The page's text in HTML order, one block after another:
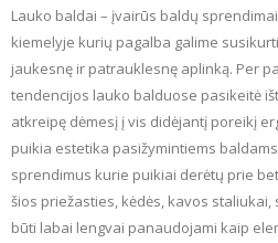
Lauko baldai – įvairūs baldų
kiemelyje kurių pagalba galime
jaukesnę ir patrauklesnę aplinką. Per
tendencijos lauko balduose pasikeitė
atkreipę dėmesį į vis didėjantį poreikį
puikia estetika pasižymintiems
sprendimus kurie puikiai derėtų prie
šios priežasties, kėdės, kavos
būti labai lengvai panaudojami kaip